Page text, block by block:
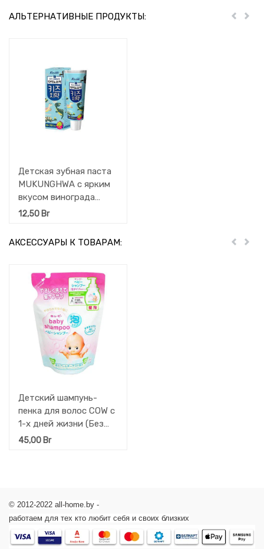
АЛЬТЕРНАТИВНЫЕ ПРОДУКТЫ: Пред
Детская зубная паста
MUKUNGHWA с ярким
вкусом винограда
«Kizcare» (без фтора)
12,50 Br
АКСЕССУАРЫ К ТОВАРАМ: Пред
Детский шампунь-
пенка для волос COW с
1-х дней жизни (Без
слез) Kewpie МУ 300
45,00 Br
© 2012-2022 all-home.by -
работаем для тех кто любит себя и своих близких